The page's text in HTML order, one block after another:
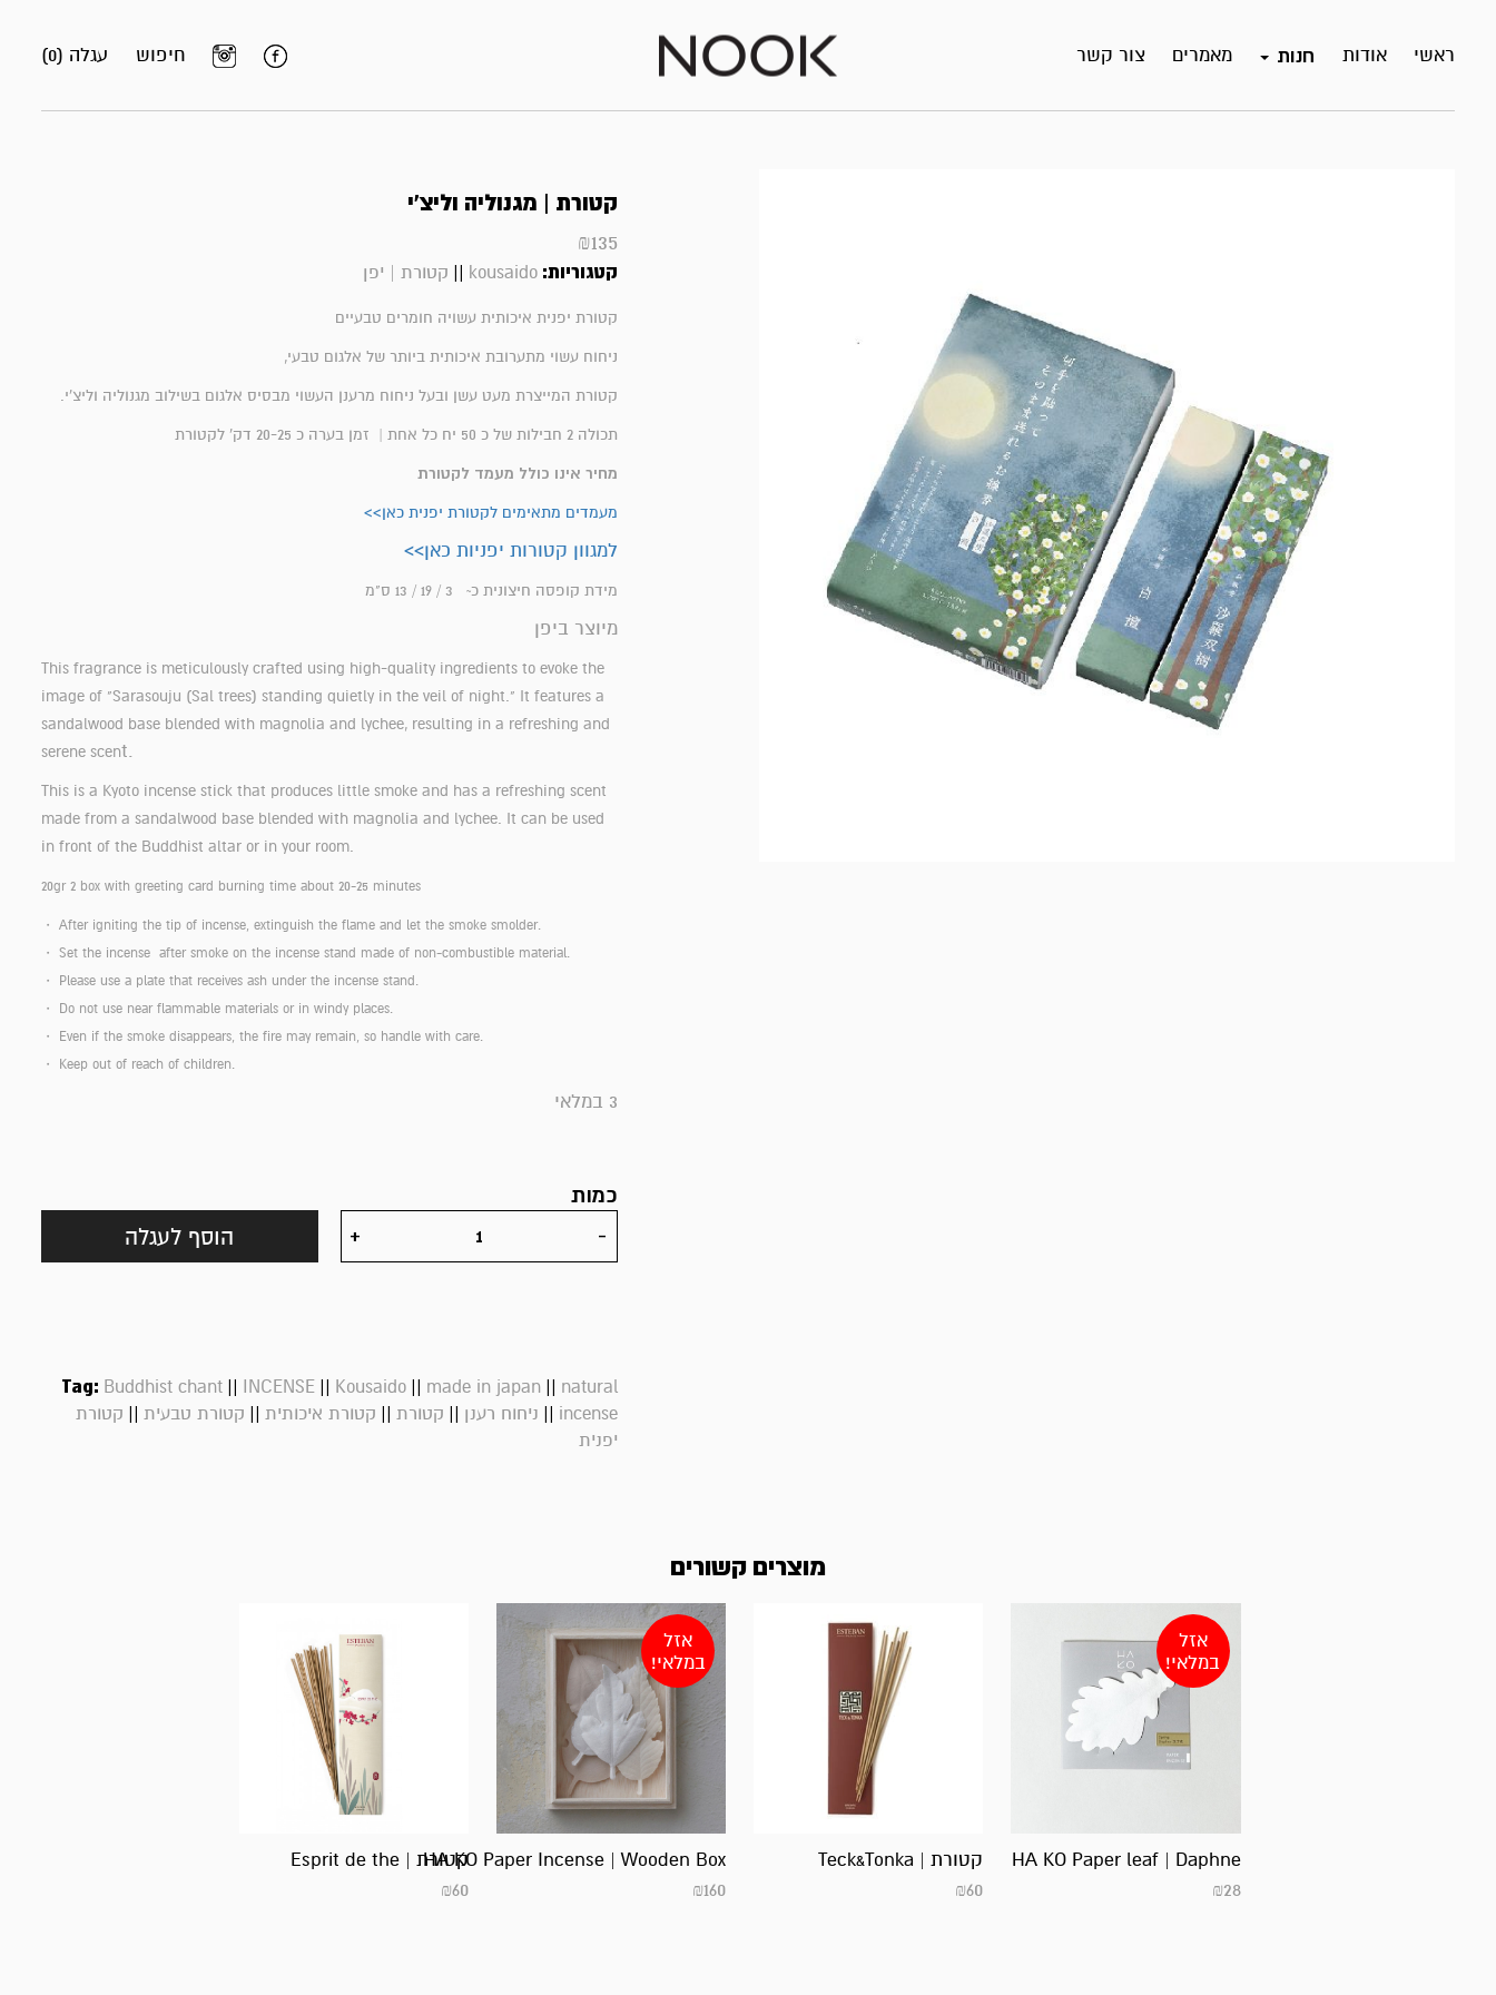
ראשי אודות חנות מאמרים צור קשר עגלה (0) חיפוש
קטורת | מגנוליה וליצ'י
₪135
קטגוריות: kousaido
|| קטורת | יפן
קטורת יפנית איכותית עשויה חומרים טבעיים
ניחוח עשוי מתערובת איכותית ביותר של אלגום טבעי,
קטורת המייצרת מעט עשן ובעל ניחוח מרענן העשוי מבסיס אלגום בשילוב מגנוליה וליצ'י.
תכולה 2 חבילות של כ 50 יח כל אחת | זמן בערה כ 20-25 דק' לקטורת
מחיר אינו כולל מעמד לקטורת
מעמדים מתאימים לקטורת יפנית כאן>>
למגוון קטורות יפניות כאן>>
מידת קופסה חיצונית כ~ 3 / 19 / 13 ס"מ
מיוצר ביפן
This fragrance is meticulously crafted using high-quality ingredients to evoke the
image of "Sarasouju (Sal trees) standing quietly in the veil of night." It features a
sandalwood base blended with magnolia and lychee, resulting in a refreshing and
serene scent.
This is a Kyoto incense stick that produces little smoke and has a refreshing scent
made from a sandalwood base blended with magnolia and lychee. It can be used
in front of the Buddhist altar or in your room.
20gr 2 box with greeting card burning time about 20-25 minutes
・ After igniting the tip of incense, extinguish the flame and let the smoke smolder.
・ Set the incense after smoke on the incense stand made of non-combustible material.
・ Please use a plate that receives ash under the incense stand.
・ Do not use near flammable materials or in windy places.
・ Even if the smoke disappears, the fire may remain, so handle with care.
・ Keep out of reach of children.
3 במלאי
כמות
הוסף לעגלה
Tag: Buddhist chant|| INCENSE|| Kousaido|| made in japan|| natural
incense
|| ניחוח רענן || קטורת || קטורת איכותית || קטורת טבעית || קטורת
יפנית
מוצרים קשורים
אזל
במלאי!
HA KO Paper leaf | Daphne
₪28
קטורת | Teck&Tonka
₪60
אזל
במלאי!
HA KO Paper Incense | Wooden Box
₪160
קטורת | Esprit de the
₪60